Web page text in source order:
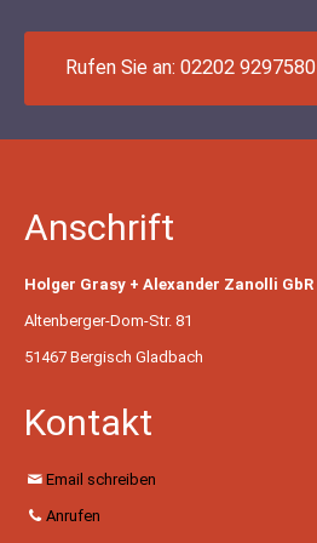
Rufen Sie an: 02202 9297580
Anschrift
Holger Grasy + Alexander Zanolli GbR
Altenberger-Dom-Str. 81
51467 Bergisch Gladbach
Kontakt
Email schreiben
Anrufen